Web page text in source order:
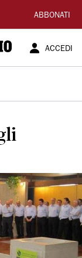
ABBONATI
ACCEDI